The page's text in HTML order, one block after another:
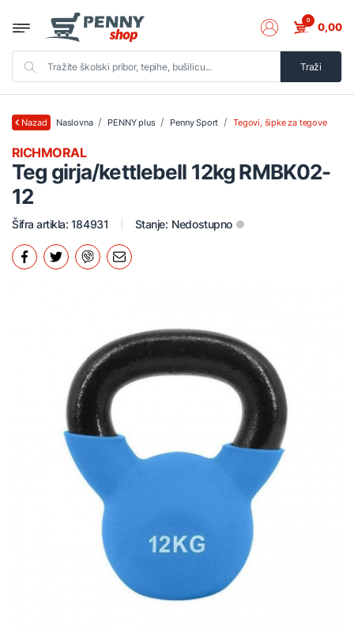
Traži
0 0,00
Nazad Naslovna PENNY plus Penny Sport Tegovi, šipke za tegove
Teg girja/kettlebell 12kg RMBK02-
12
RICHMORAL
Šifra artikla: 184931 Stanje: Nedostupno